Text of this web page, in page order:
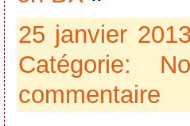
25 janvier
Catégorie:
commentaire